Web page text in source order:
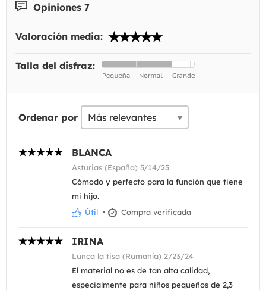
Opiniones 7
Valoración media:
Talla del disfraz:
Ordenar por
BLANCA
Asturias (España) 5/14/25
Cómodo y perfecto para la función que tiene
mi hijo.
Útil • Compra verificada
IRINA
Lunca la tisa (Rumanía) 2/23/24
El material no es de tan alta calidad,
especialmente para niños pequeños de 2,3